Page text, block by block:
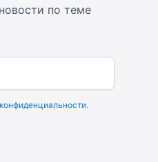
по теме
конфиденциальности.